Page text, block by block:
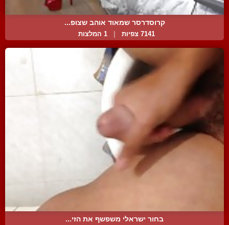
קרוסדרסר שמאוד אוהב שצופ...
7141 צפיות 1 המלצות
בחור ישראלי משפשף את הזי...